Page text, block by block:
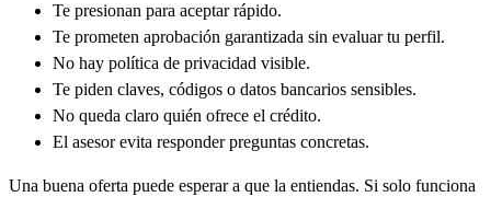
Te presionan para aceptar rápido.
Te prometen aprobación garantizada sin evaluar tu perfil.
No hay política de privacidad visible.
Te piden claves, códigos o datos bancarios sensibles.
No queda claro quién ofrece el crédito.
El asesor evita responder preguntas concretas.
Una buena oferta puede esperar a que la entiendas. Si solo funciona